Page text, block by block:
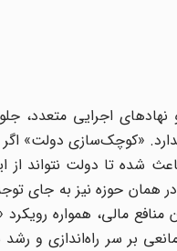
اجرایی
«کوچک‌سازی دولت»
شده تا دولت نتواند از
حوزه نیز به جای
مالی، همواره رویکرد
مانعی بر سر راه‌اندازی و